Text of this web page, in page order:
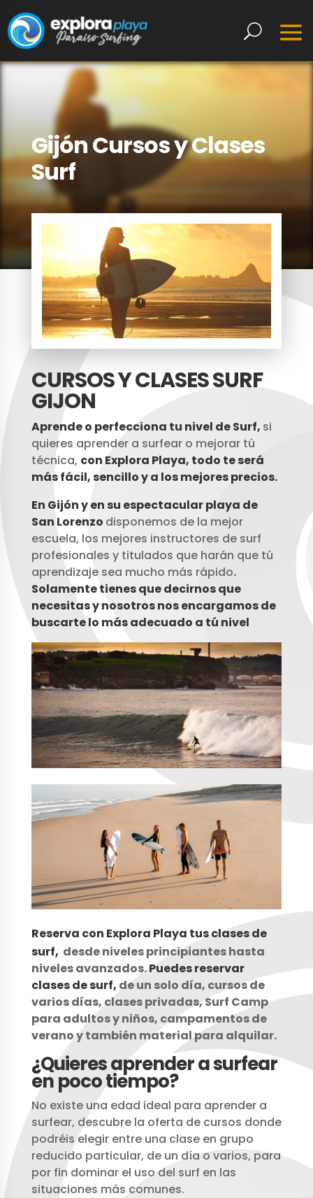
Gijón Cursos y Clases
Surf
CURSOS Y CLASES SURF
GIJON
Aprende o perfecciona tu nivel de Surf, si
quieres aprender a surfear o mejorar tú
técnica, con Explora Playa, todo te será
más fácil, sencillo y a los mejores precios.
En Gijón y en su espectacular playa de
San Lorenzo disponemos de la mejor
escuela, los mejores instructores de surf
profesionales y titulados que harán que tú
aprendizaje sea mucho más rápido.
Solamente tienes que decirnos que
necesitas y nosotros nos encargamos de
buscarte lo más adecuado a tú nivel
Reserva con Explora Playa tus clases de
surf, desde niveles principiantes hasta
niveles avanzados.Puedes reservar
clases de surf, de un solo día, cursos de
varios días, clases privadas, Surf Camp
para adultos y niños, campamentos de
verano y también material para alquilar.
¿Quieres aprender a surfear
en poco tiempo?
No existe una edad ideal para aprender a
surfear, descubre la oferta de cursos donde
podréis elegir entre una clase en grupo
reducido particular, de un día o varios, para
por fin dominar el uso del surf en las
situaciones más comunes.